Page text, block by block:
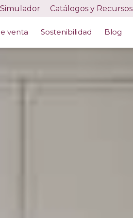
Simulador Catálogos y Recursos
venta Sostenibilidad Blog